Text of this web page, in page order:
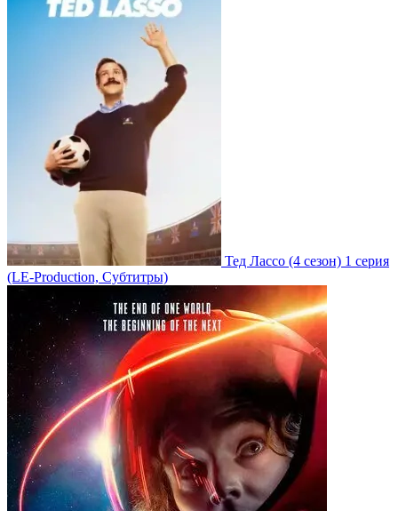
Тед Лассо (4 сезон) 1 серия
(LE-Production, Субтитры)